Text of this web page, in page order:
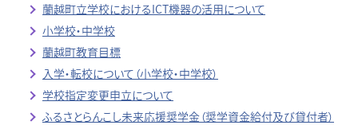
蘭越町立学校におけるICT機器の活用について
小学校・中学校
蘭越町教育目標
入学・転校について（小学校・中学校）
学校指定変更申立について
ふるさとらんこし未来応援奨学金（奨学資金給付及び貸付者）